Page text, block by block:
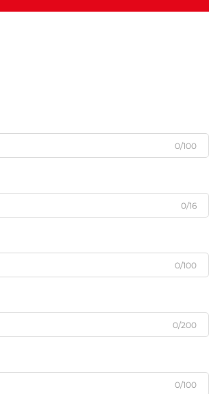
0/100
0/16
0/100
0/200
0/100